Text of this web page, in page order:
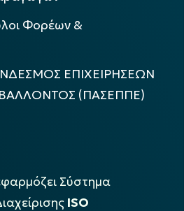
Φορέων &
ΕΠΙΧΕΙΡΗΣΕΩΝ
(ΠΑΣΕΠΠΕ)
Σύστημα
ISO